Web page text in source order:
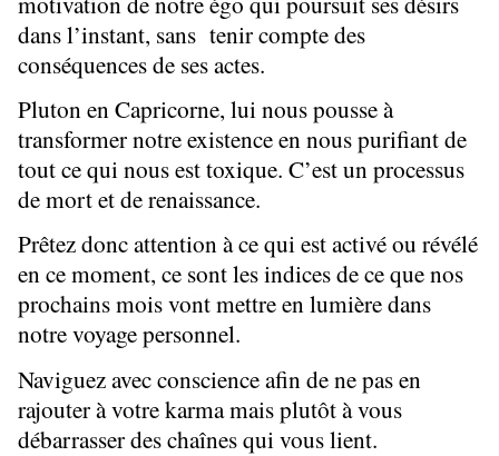
dans l’instant, sans tenir compte des
conséquences de ses actes.
Pluton en Capricorne, lui nous pousse à
transformer notre existence en nous purifiant de
tout ce qui nous est toxique. C’est un processus
de mort et de renaissance.
Prêtez donc attention à ce qui est activé ou révélé
en ce moment, ce sont les indices de ce que nos
prochains mois vont mettre en lumière dans
notre voyage personnel.
Naviguez avec conscience afin de ne pas en
rajouter à votre karma mais plutôt à vous
débarrasser des chaînes qui vous lient.